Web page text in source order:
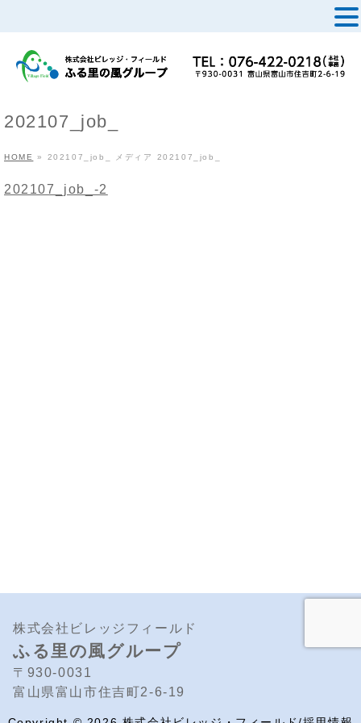
202107_job_
HOME » 202107_job_ メディア 202107_job_
202107_job_-2
株式会社ビレッジフィールド
ふる里の風グループ
〒930-0031
富山県富山市住吉町2-6-19